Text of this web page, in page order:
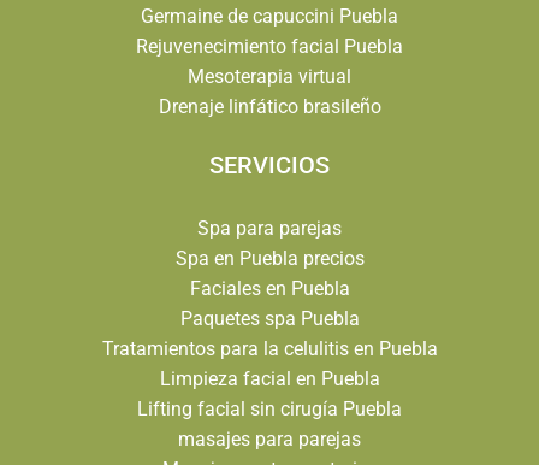
Germaine de capuccini Puebla
Rejuvenecimiento facial Puebla
Mesoterapia virtual
Drenaje linfático brasileño
SERVICIOS
Spa para parejas
Spa en Puebla precios
Faciales en Puebla
Paquetes spa Puebla
Tratamientos para la celulitis en Puebla
Limpieza facial en Puebla
Lifting facial sin cirugía Puebla
masajes para parejas